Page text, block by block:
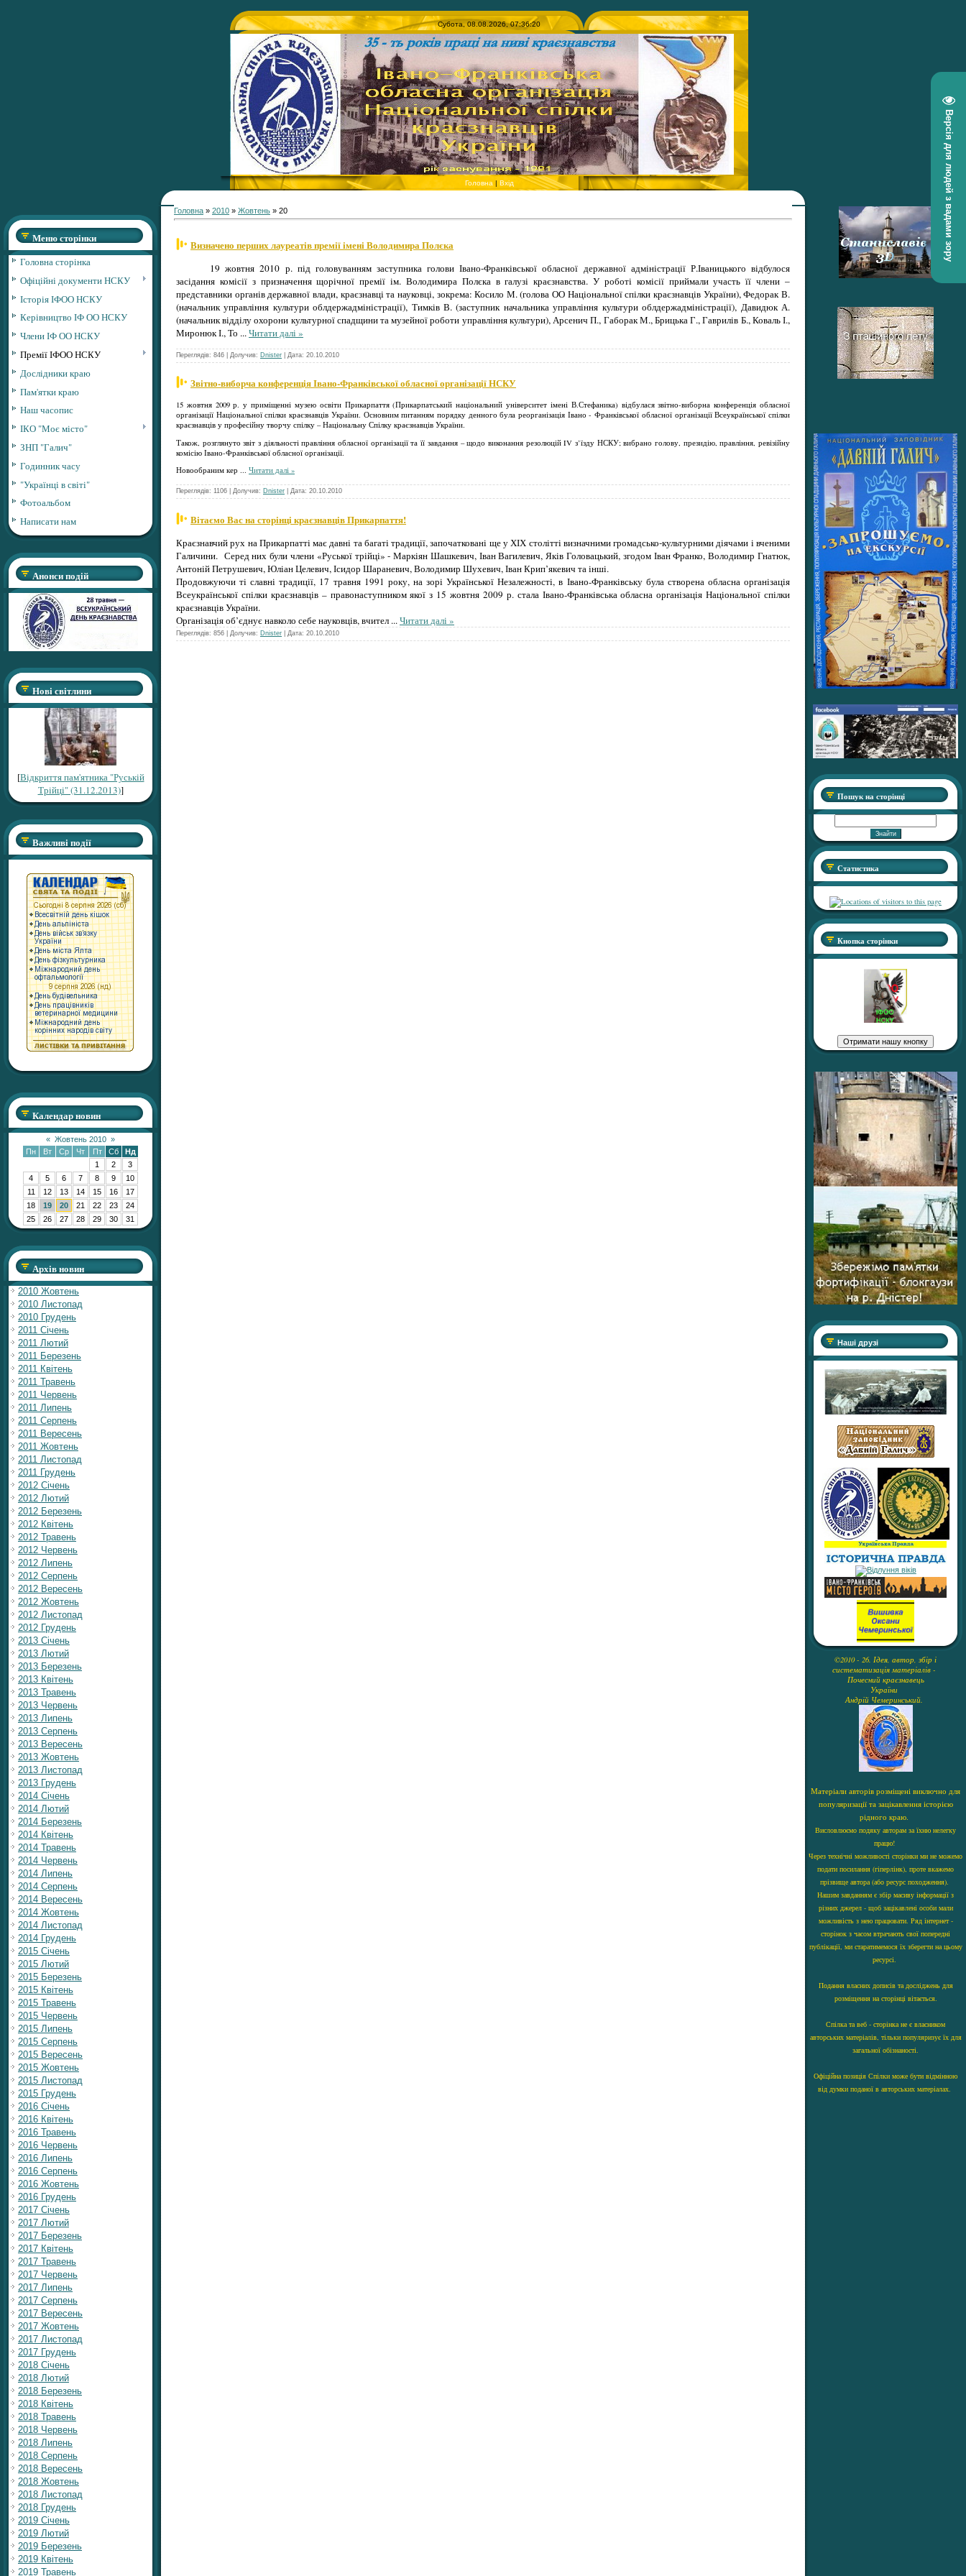
Версія для людей з вадами зору
Субота, 08.08.2026, 07:36:20
Головна | Вхід
Меню сторінки
Головна сторінка
Офіційні документи НСКУ
Історія ІФОО НСКУ
Керівництво ІФ ОО НСКУ
Члени ІФ ОО НСКУ
Премії ІФОО НСКУ
Дослідники краю
Пам'ятки краю
Наш часопис
ІКО "Моє місто"
ЗНП "Галич"
Годинник часу
"Українці в світі"
Фотоальбом
Написати нам
Анонси подій
Нові світлини
[Відкриття пам'ятника "Руській
Трійці" (31.12.2013)]
Важливі події
Календар новин
« Жовтень 2010 »
Пн
Вт Ср Чт Пт Сб
Нд
1
2
3
4
5 6 7 8 9
10
11
12 13 14 15 16
17
18
19 20 21 22 23
24
25
26 27 28 29 30 31
Архів новин
2010 Жовтень
2010 Листопад
2010 Грудень
2011 Січень
2011 Лютий
2011 Березень
2011 Квітень
2011 Травень
2011 Червень
2011 Липень
2011 Серпень
2011 Вересень
2011 Жовтень
2011 Листопад
2011 Грудень
2012 Січень
2012 Лютий
2012 Березень
2012 Квітень
2012 Травень
2012 Червень
2012 Липень
2012 Серпень
2012 Вересень
2012 Жовтень
2012 Листопад
2012 Грудень
2013 Січень
2013 Лютий
2013 Березень
2013 Квітень
2013 Травень
2013 Червень
2013 Липень
2013 Серпень
2013 Вересень
2013 Жовтень
2013 Листопад
2013 Грудень
2014 Січень
2014 Лютий
2014 Березень
2014 Квітень
2014 Травень
2014 Червень
2014 Липень
2014 Серпень
2014 Вересень
2014 Жовтень
2014 Листопад
2014 Грудень
2015 Січень
2015 Лютий
2015 Березень
2015 Квітень
2015 Травень
2015 Червень
2015 Липень
2015 Серпень
2015 Вересень
2015 Жовтень
2015 Листопад
2015 Грудень
2016 Січень
2016 Квітень
2016 Травень
2016 Червень
2016 Липень
2016 Серпень
2016 Жовтень
2016 Грудень
2017 Січень
2017 Лютий
2017 Березень
2017 Квітень
2017 Травень
2017 Червень
2017 Липень
2017 Серпень
2017 Вересень
2017 Жовтень
2017 Листопад
2017 Грудень
2018 Січень
2018 Лютий
2018 Березень
2018 Квітень
2018 Травень
2018 Червень
2018 Липень
2018 Серпень
2018 Вересень
2018 Жовтень
2018 Листопад
2018 Грудень
2019 Січень
2019 Лютий
2019 Березень
2019 Квітень
2019 Травень
Головна » 2010 » Жовтень » 20
Визначено перших лауреатів премії імені Володимира Полєка
19 жовтня 2010 р. під головуванням заступника голови Івано-Франківської обласної державної адміністрації Р.Іваницького відбулося
засідання комісії з призначення щорічної премії ім. Володимира Полєка в галузі краєзнавства. У роботі комісії приймали участь її члени –
представники органів державної влади, краєзнавці та науковці, зокрема: Косило М. (голова ОО Національної спілки краєзнавців України), Федорак В.
(начальник управління культури облдержадміністрації), Тимків В. (заступник начальника управління культури облдержадміністрації), Давидюк А.
(начальник відділу охорони культурної спадщини та музейної роботи управління культури), Арсенич П., Габорак М., Брицька Г., Гаврилів Б., Коваль І.,
Миронюк І., То ...Читати далі »
Переглядів: 846 | Долучив: Dnister | Дата: 20.10.2010
Звітно-виборча конференція Івано-Франківської обласної організації НСКУ
15 жовтня 2009 р. у приміщенні музею освіти Прикарпаття (Прикарпатський національний університет імені В.Стефаника) відбулася звітно-виборна конференція обласної
організації Національної спілки краєзнавців України. Основним питанням порядку денного була реорганізація Івано - Франківської обласної організації Всеукраїнської спілки
краєзнавців у професійну творчу спілку – Національну Спілку краєзнавців України.
Також, розглянуто звіт з діяльності правління обласної організації та її завдання – щодо виконання резолюцій IV з’їзду НСКУ; вибрано голову, президію, правління, ревізійну
комісію Івано-Франківської обласної організації.
Новообраним кер ... Читати далі »
Переглядів: 1106 | Долучив: Dnister | Дата: 20.10.2010
Вітаємо Вас на сторінці краєзнавців Прикарпаття!
Краєзнавчий рух на Прикарпатті має давні та багаті традиції, започатковані ще у ХІХ столітті визначними громадсько-культурними діячами і вченими
Галичини. Серед них були члени «Руської трійці» - Маркіян Шашкевич, Іван Вагилевич, Яків Головацький, згодом Іван Франко, Володимир Гнатюк,
Антоній Петрушевич, Юліан Целевич, Ісидор Шараневич, Володимир Шухевич, Іван Крип’якевич та інші.
Продовжуючи ті славні традиції, 17 травня 1991 року, на зорі Української Незалежності, в Івано-Франківську була створена обласна організація
Всеукраїнської спілки краєзнавців – правонаступником якої з 15 жовтня 2009 р. стала Івано-Франківська обласна організація Національної спілки
краєзнавців України.
Організація об’єднує навколо себе науковців, вчител ...Читати далі »
Переглядів: 856 | Долучив: Dnister | Дата: 20.10.2010
Пошук на сторінці
Статистика
Кнопка сторінки
Наші друзі
©2010 - 26. Ідея, автор, збір і
систематизація матеріалів -
Почесний краєзнавець
України
Андрій Чемеринський.
Матеріали авторів розміщені виключно для
популяризації та зацікавлення історією
рідного краю.
Висловлюємо подяку авторам за їхню нелегку
працю!
Через технічні можливості сторінки ми не можемо
подати посилання (гіперлінк), проте вкажемо
прізвище автора (або ресурс походження).
Нашим завданням є збір масиву інформації з
різних джерел - щоб зацікавлені особи мали
можливість з нею працювати. Ряд інтернет -
сторінок з часом втрачають свої попередні
публікації, ми старатимемося їх зберегти на цьому
ресурсі.
Подання власних дописів та досліджень для
розміщення на сторінці вітається.
Спілка та веб - сторінка не є власником
авторських матеріалів, тільки популяризує їх для
загальної обізнаності.
Офіційна позиція Спілки може бути відмінною
від думки поданої в авторських матеріалах.